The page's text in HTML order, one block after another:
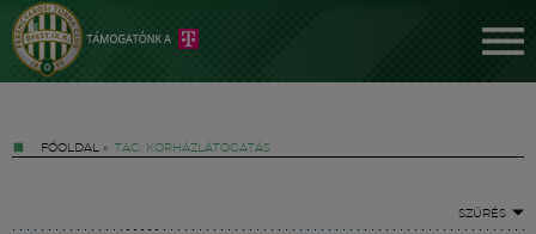
FŐOLDAL » TAG: KÓRHÁZLÁTOGATÁS
SZŰRÉS